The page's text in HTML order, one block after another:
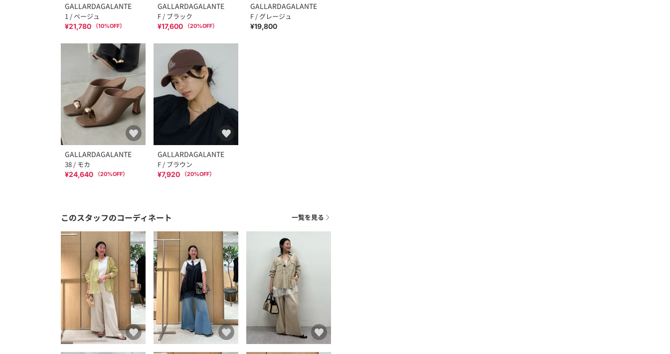
GALLARDAGALANTE
1 / ベージュ
¥21,780 （10%OFF）
GALLARDAGALANTE
F / ブラック
¥17,600 （20%OFF）
GALLARDAGALANTE
F / グレージュ
¥19,800
GALLARDAGALANTE
38 / モカ
¥24,640 （20%OFF）
GALLARDAGALANTE
F / ブラウン
¥7,920 （20%OFF）
このスタッフのコーディネート 一覧を見る